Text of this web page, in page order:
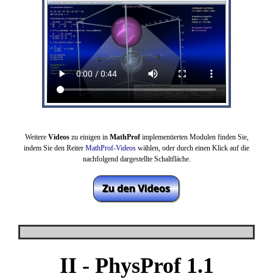
Weitere Videos zu einigen in MathProfimplementierten Modulen finden Sie,
indem Sie den Reiter MathProf-Videos wählen, oder durch einen Klick auf die
nachfolgend dargestellte Schaltfläche.
II - PhysProf 1.1